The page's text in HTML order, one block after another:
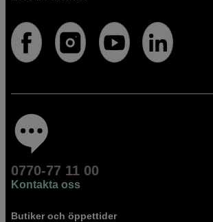
0770-77 11 00
Kontakta oss
Butiker och öppettider